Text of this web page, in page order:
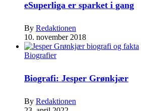
eSuperliga er sparket i gang
By Redaktionen
10. november 2018
Biografier
Biografi: Jesper Grønkjær
By Redaktionen